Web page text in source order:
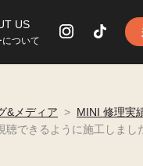
US
について
&メディア > MINI 修理実
できるように施工しまし